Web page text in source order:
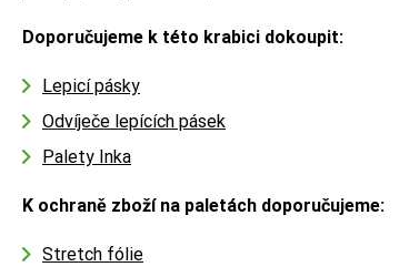
Doporučujeme k této krabici dokoupit:
Lepicí pásky
Odvíječe lepících pásek
Palety Inka
K ochraně zboží na paletách doporučujeme:
Stretch fólie